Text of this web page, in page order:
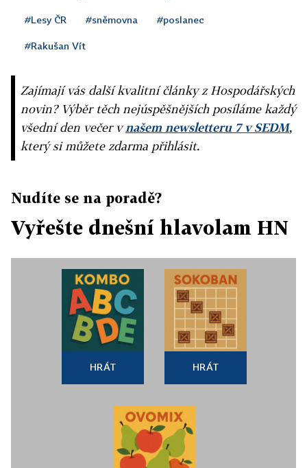
#Lesy ČR #sněmovna #poslanec
#Rakušan Vít
Zajímají vás další kvalitní články z Hospodářských
novin? Výběr těch nejúspěšnějších posíláme každý
všední den večer vnašem newsletteru 7 v SEDM,
který si můžete zdarma přihlásit.
Nudíte se na poradě?
Vyřešte dnešní hlavolam HN
HRÁT HRÁT